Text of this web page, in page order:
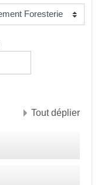
Tout déplier